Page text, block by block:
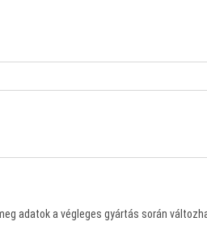
adatok a végleges gyártás során